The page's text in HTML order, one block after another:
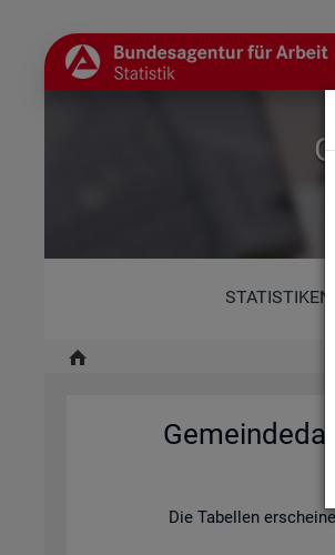
STATISTIKEN
Die Ta­bel­len